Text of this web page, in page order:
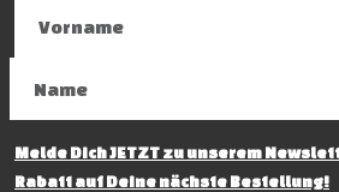
Melde Dich JETZT zu unserem
Rabatt auf Deine nächste Bestellung!